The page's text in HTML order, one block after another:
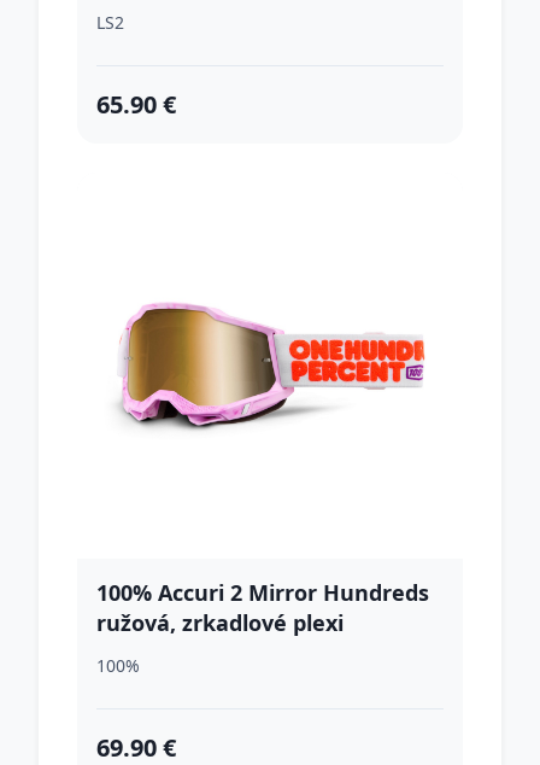
LS2
65.90 €
100% Accuri 2 Mirror Hundreds
ružová, zrkadlové plexi
100%
69.90 €